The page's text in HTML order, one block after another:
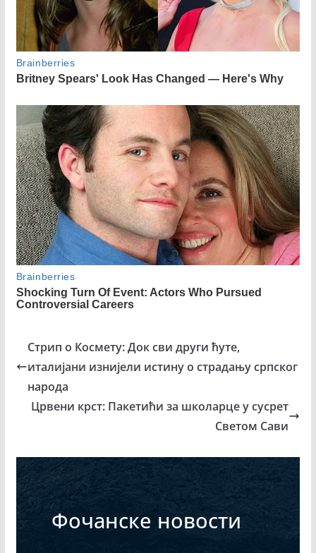
Стрип о Космету: Док сви други ћуте,
италијани изнијели истину о страдању српског
народа
Црвени крст: Пакетићи за школарце у сусрет
Светом Сави
Фочанске новости